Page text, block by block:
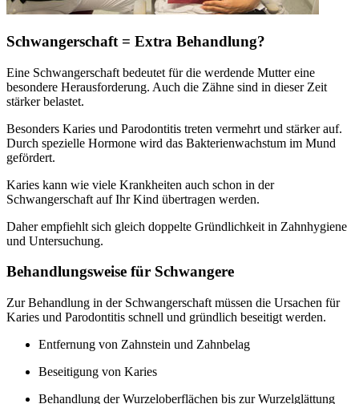
Schwangerschaft = Extra Behandlung?
Eine Schwangerschaft bedeutet für die werdende Mutter eine
besondere Herausforderung. Auch die Zähne sind in dieser Zeit
stärker belastet.
Besonders Karies und Parodontitis treten vermehrt und stärker auf.
Durch spezielle Hormone wird das Bakterienwachstum im Mund
gefördert.
Karies kann wie viele Krankheiten auch schon in der
Schwangerschaft auf Ihr Kind übertragen werden.
Daher empfiehlt sich gleich doppelte Gründlichkeit in Zahnhygiene
und Untersuchung.
Behandlungsweise für Schwangere
Zur Behandlung in der Schwangerschaft müssen die Ursachen für
Karies und Parodontitis schnell und gründlich beseitigt werden.
Entfernung von Zahnstein und Zahnbelag
Beseitigung von Karies
Behandlung der Wurzeloberflächen bis zur Wurzelglättung